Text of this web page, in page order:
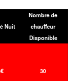
Nuit
Nombre de
chauffeur
Disponible
30